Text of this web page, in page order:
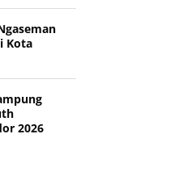
Kota
2026